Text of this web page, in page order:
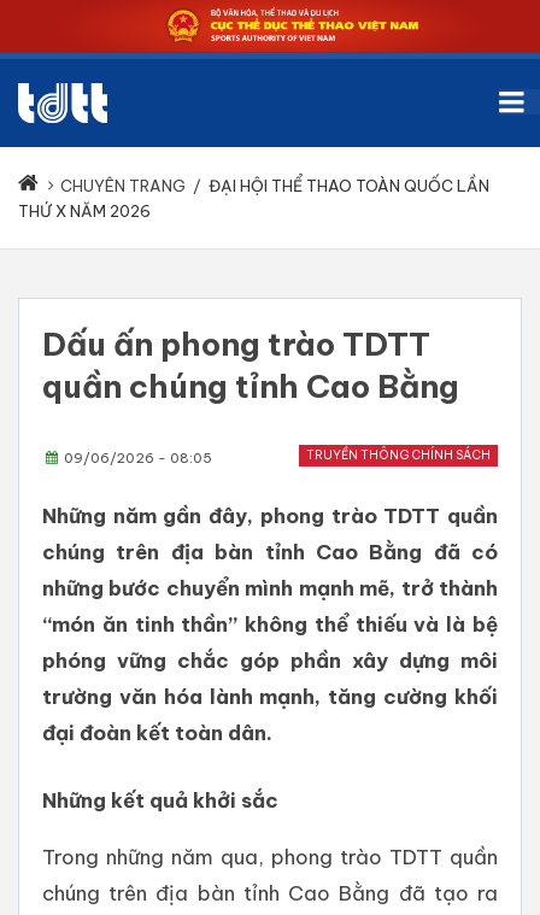
CHUYÊN TRANG / ĐẠI HỘI THỂ THAO TOÀN QUỐC LẦN
THỨ X NĂM 2026
Dấu ấn phong trào TDTT
quần chúng tỉnh Cao Bằng
TRUYỀN THÔNG CHÍNH SÁCH
09/06/2026 - 08:05
Những năm gần đây, phong trào TDTT quần
chúng trên địa bàn tỉnh Cao Bằng đã có
những bước chuyển mình mạnh mẽ, trở thành
“món ăn tinh thần” không thể thiếu và là bệ
phóng vững chắc góp phần xây dựng môi
trường văn hóa lành mạnh, tăng cường khối
đại đoàn kết toàn dân.
Những kết quả khởi sắc
Trong những năm qua, phong trào TDTT quần
chúng trên địa bàn tỉnh Cao Bằng đã tạo ra